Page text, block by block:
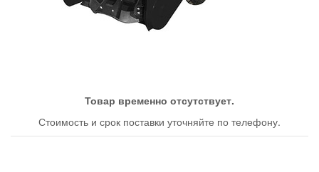
Товар временно отсутствует.
Стоимость и срок поставки уточняйте по телефону.